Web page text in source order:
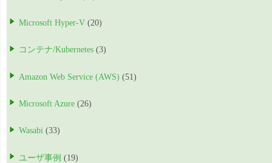
Microsoft Hyper-V (20)
コンテナ/Kubernetes (3)
Amazon Web Service (AWS) (51)
Microsoft Azure (26)
Wasabi (33)
ユーザ事例 (19)